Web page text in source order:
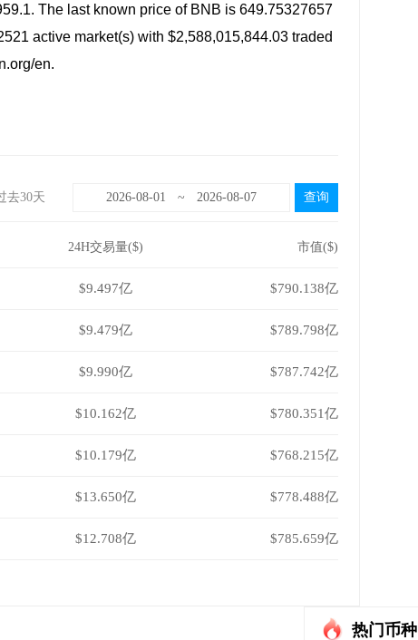
The last known price of BNB is 649.75327657
active market(s) with $2,588,015,844.03 traded
en.
~
去30天
24H交易量($) 市值($)
$9.497亿 $790.138亿
$9.479亿 $789.798亿
$9.990亿 $787.742亿
$10.162亿 $780.351亿
$10.179亿 $768.215亿
$13.650亿 $778.488亿
$12.708亿 $785.659亿
热门币种